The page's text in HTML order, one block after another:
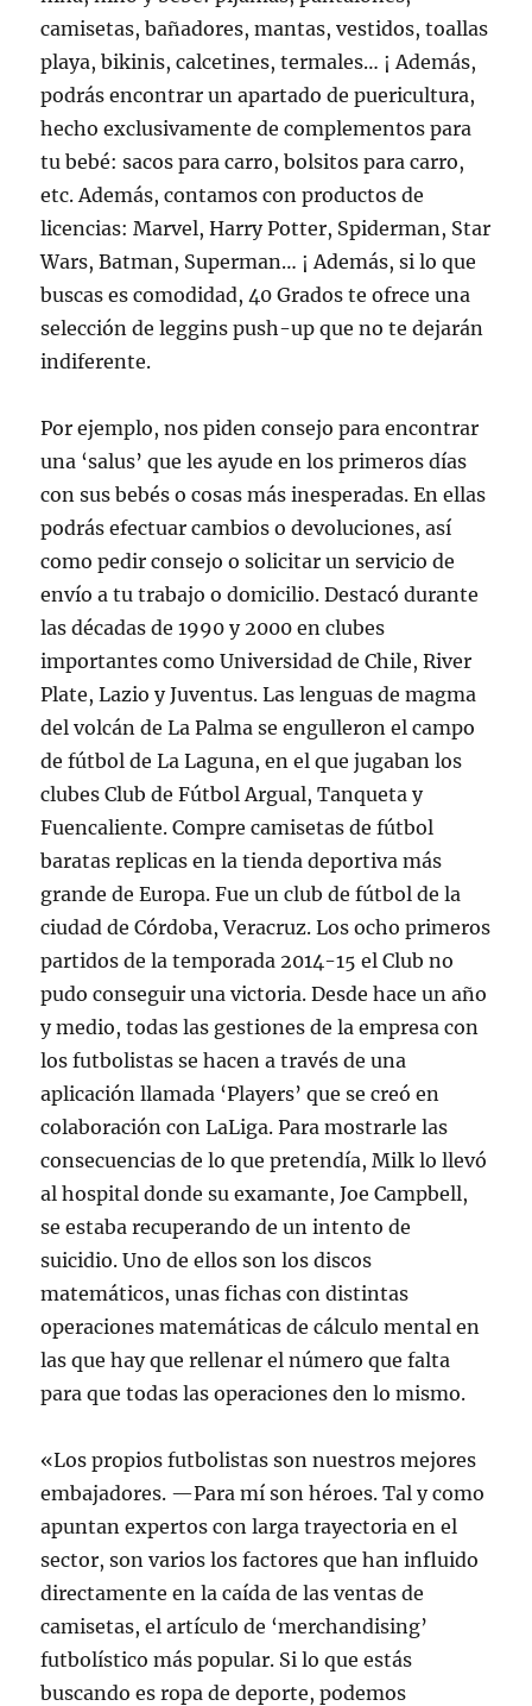
camisetas, bañadores, mantas, vestidos, toallas
playa, bikinis, calcetines, termales… ¡ Además,
podrás encontrar un apartado de puericultura,
hecho exclusivamente de complementos para
tu bebé: sacos para carro, bolsitos para carro,
etc. Además, contamos con productos de
licencias: Marvel, Harry Potter, Spiderman, Star
Wars, Batman, Superman… ¡ Además, si lo que
buscas es comodidad, 40 Grados te ofrece una
selección de leggins push-up que no te dejarán
indiferente.
Por ejemplo, nos piden consejo para encontrar
una ‘salus’ que les ayude en los primeros días
con sus bebés o cosas más inesperadas. En ellas
podrás efectuar cambios o devoluciones, así
como pedir consejo o solicitar un servicio de
envío a tu trabajo o domicilio. Destacó durante
las décadas de 1990 y 2000 en clubes
importantes como Universidad de Chile, River
Plate, Lazio y Juventus. Las lenguas de magma
del volcán de La Palma se engulleron el campo
de fútbol de La Laguna, en el que jugaban los
clubes Club de Fútbol Argual, Tanqueta y
Fuencaliente. Compre camisetas de fútbol
baratas replicas en la tienda deportiva más
grande de Europa. Fue un club de fútbol de la
ciudad de Córdoba, Veracruz. Los ocho primeros
partidos de la temporada 2014-15 el Club no
pudo conseguir una victoria. Desde hace un año
y medio, todas las gestiones de la empresa con
los futbolistas se hacen a través de una
aplicación llamada ‘Players’ que se creó en
colaboración con LaLiga. Para mostrarle las
consecuencias de lo que pretendía, Milk lo llevó
al hospital donde su examante, Joe Campbell,
se estaba recuperando de un intento de
suicidio. Uno de ellos son los discos
matemáticos, unas fichas con distintas
operaciones matemáticas de cálculo mental en
las que hay que rellenar el número que falta
para que todas las operaciones den lo mismo.
«Los propios futbolistas son nuestros mejores
embajadores. —Para mí son héroes. Tal y como
apuntan expertos con larga trayectoria en el
sector, son varios los factores que han influido
directamente en la caída de las ventas de
camisetas, el artículo de ‘merchandising’
futbolístico más popular. Si lo que estás
buscando es ropa de deporte, podemos